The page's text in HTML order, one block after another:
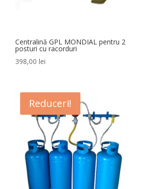
Centralină GPL MONDIAL pentru 2
posturi cu racorduri
398,00lei
Reduceri!